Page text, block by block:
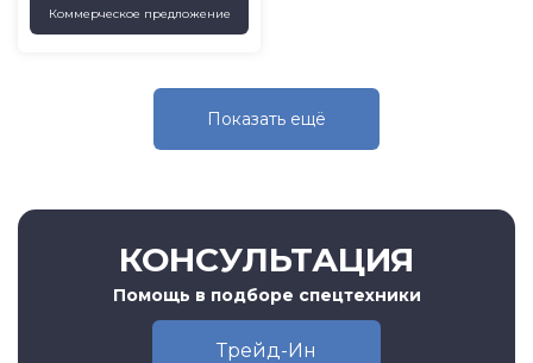
Коммерческое предложение
Показать eщё
КОНСУЛЬТАЦИЯ
Помощь в подборе спецтехники
Трейд-Ин